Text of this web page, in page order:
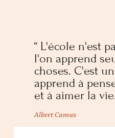
“ L'école n'est
l'on apprend
choses. C'est
apprend à
et à aimer la
Albert Camus